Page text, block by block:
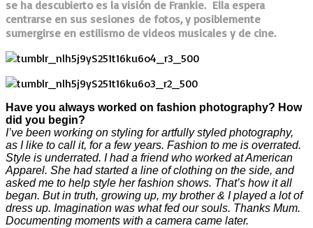
se ha descubierto es la visión de Frankie. Ella espera
centrarse en sus sesiones de fotos, y posiblemente
sumergirse en estilismo de videos musicales y de cine.
Have you always worked on fashion photography? How
did you begin?
I’ve been working on styling for artfully styled photography,
as I like to call it, for a few years. Fashion to me is overrated.
Style is underrated. I had a friend who worked at American
Apparel. She had started a line of clothing on the side, and
asked me to help style her fashion shows. That’s how it all
began. But in truth, growing up, my brother & I played a lot of
dress up. Imagination was what fed our souls. Thanks Mum.
Documenting moments with a camera came later.